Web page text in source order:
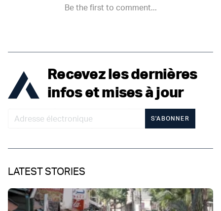
Recevez les dernières
infos et mises à jour
S'ABONNER
LATEST STORIES